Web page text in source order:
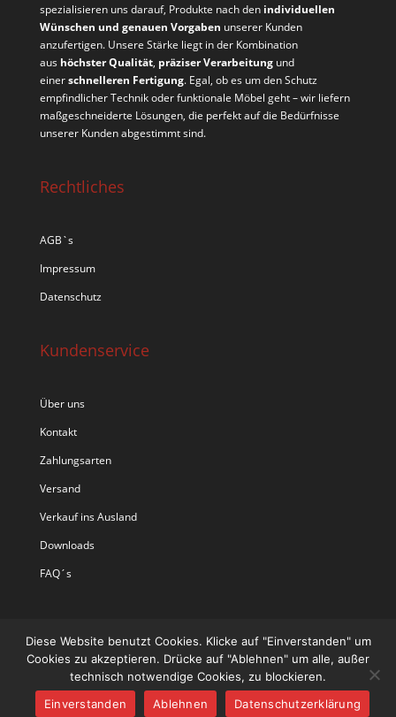
spezialisieren uns darauf, Produkte nach den individuellen
Wünschen und genauen Vorgaben unserer Kunden
anzufertigen. Unsere Stärke liegt in der Kombination
aus höchster Qualität, präziser Verarbeitungund
einerschnelleren Fertigung. Egal, ob es um den Schutz
empfindlicher Technik oder funktionale Möbel geht – wir liefern
maßgeschneiderte Lösungen, die perfekt auf die Bedürfnisse
unserer Kunden abgestimmt sind.
Rechtliches
AGB`s
Impressum
Datenschutz
Kundenservice
Über uns
Kontakt
Zahlungsarten
Versand
Verkauf ins Ausland
Downloads
FAQ´s
Designed by Designers Inn| Powered byWordPress
Diese Website benutzt Cookies. Klicke auf "Einverstanden" um
Cookies zu akzeptieren. Drücke auf "Ablehnen" um alle, außer
technisch notwendige Cookies, zu blockieren.
Einverstanden
Ablehnen Datenschutzerklärung